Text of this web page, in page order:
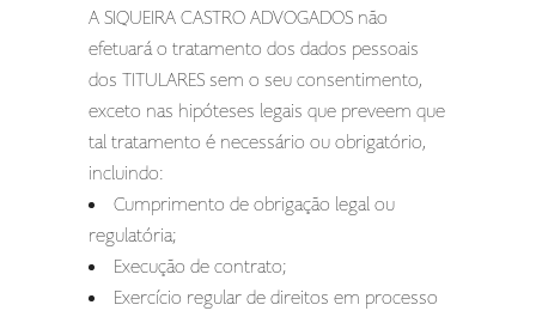
A SIQUEIRA CASTRO ADVOGADOS não
efetuará o tratamento dos dados pessoais
dos TITULARES sem o seu consentimento,
exceto nas hipóteses legais que preveem que
tal tratamento é necessário ou obrigatório,
incluindo:
Cumprimento de obrigação legal ou
regulatória;
Execução de contrato;
Exercício regular de direitos em processo